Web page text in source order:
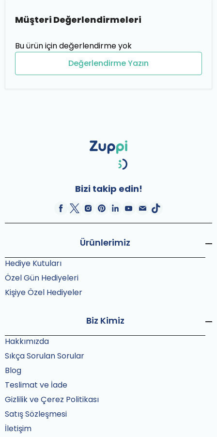
Müşteri Değerlendirmeleri
Bu ürün için değerlendirme yok
Değerlendirme Yazın
Bizi takip edin!
Ürünlerimiz
Hediye Kutuları
Özel Gün Hediyeleri
Kişiye Özel Hediyeler
Biz Kimiz
Hakkımızda
Sıkça Sorulan Sorular
Blog
Teslimat ve İade
Gizlilik ve Çerez Politikası
Satış Sözleşmesi
İletişim